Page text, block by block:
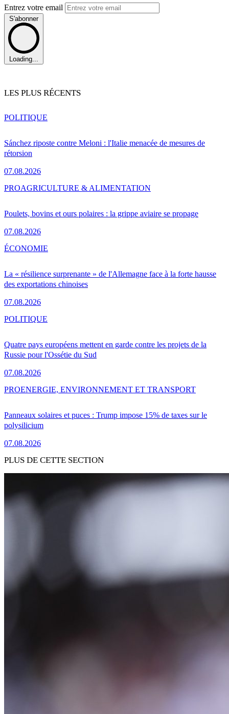
Entrez votre email
S'abonner
Loading...
LES PLUS RÉCENTS
Sánchez riposte contre Meloni : l'Italie menacée de mesures de
rétorsion
07.08.2026
POLITIQUE
Poulets, bovins et ours polaires : la grippe aviaire se propage
07.08.2026
PROAGRICULTURE & ALIMENTATION
La « résilience surprenante » de l'Allemagne face à la forte hausse
des exportations chinoises
07.08.2026
ÉCONOMIE
Quatre pays européens mettent en garde contre les projets de la
Russie pour l'Ossétie du Sud
07.08.2026
POLITIQUE
Panneaux solaires et puces : Trump impose 15% de taxes sur le
polysilicium
07.08.2026
PROENERGIE, ENVIRONNEMENT ET TRANSPORT
PLUS DE CETTE SECTION